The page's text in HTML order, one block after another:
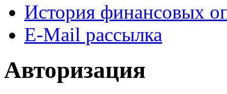
История финансовых
E-Mail рассылка
Авторизация